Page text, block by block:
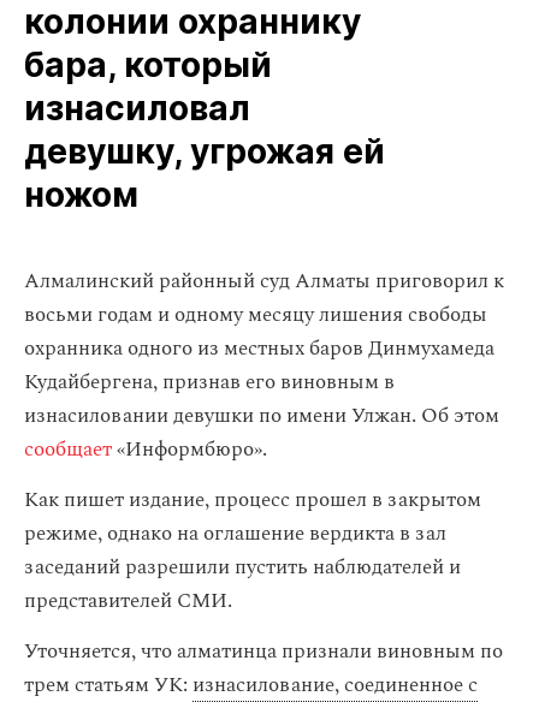
колонии охраннику
бара, который
изнасиловал
девушку, угрожая ей
ножом
Алмалинский районный суд Алматы приговорил к
восьми годам и одному месяцу лишения свободы
охранника одного из местных баров Динмухамеда
Кудайбергена, признав его виновным в
изнасиловании девушки по имени Улжан. Об этом
сообщает«Информбюро».
Как пишет издание, процесс прошел в закрытом
режиме, однако на оглашение вердикта в зал
заседаний разрешили пустить наблюдателей и
представителей СМИ.
Уточняется, что алматинца признали виновным по
трем статьям УК: изнасилование, соединенное с